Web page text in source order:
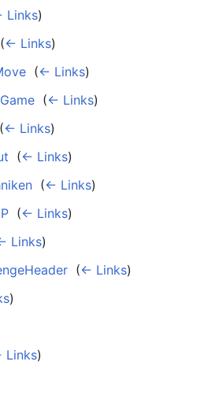
Links)
(← Links)
(← Links)
(← Links)
(← Links)
(← Links)
(← Links)
(← Links)
Links)
(← Links)
)
Links)